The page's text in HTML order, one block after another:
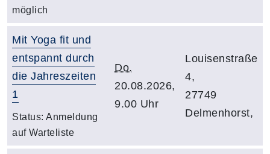
möglich
Mit Yoga fit und
entspannt durch
die Jahreszeiten
1
Status: Anmeldung
auf Warteliste
Do.
20.08.2026,
9.00 Uhr
Louisenstraße
4,
27749
Delmenhorst,